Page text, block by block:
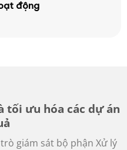
động
tối ưu hóa các dự án
giám sát bộ phận Xử lý